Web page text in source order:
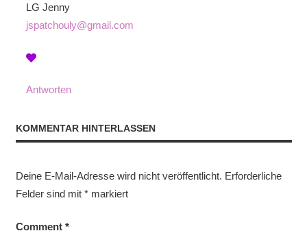
LG Jenny
jspatchouly@gmail.com
Antworten
KOMMENTAR HINTERLASSEN
Deine E-Mail-Adresse wird nicht veröffentlicht. Erforderliche
Felder sind mit *markiert
Comment*